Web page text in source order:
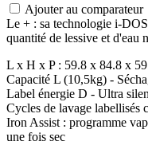
Ajouter au comparateur
Le + : sa technologie i-
quantité de lessive et d'eau
L x H x P : 59.8 x 84.8 x
Capacité L (10,5kg) -
Label énergie D - Ultra
Cycles de lavage labellisés
Iron Assist : programme
une fois sec